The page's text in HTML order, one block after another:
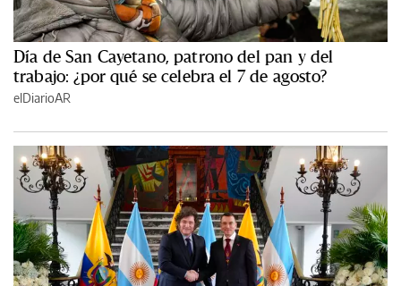
Día de San Cayetano, patrono del pan y del
trabajo: ¿por qué se celebra el 7 de agosto?
elDiarioAR